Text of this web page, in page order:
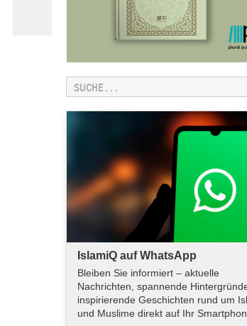
IslamiQ auf WhatsApp
Bleiben Sie informiert – aktuelle
Nachrichten, spannende
inspirierende Geschichten rund um
und Muslime direkt auf Ihr